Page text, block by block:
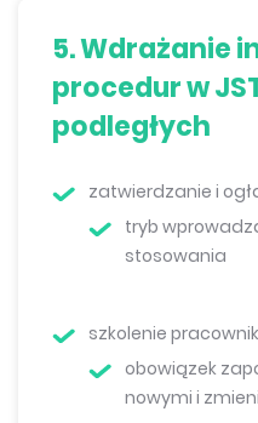
5. Wdrażanie
procedur w
podległych
zatwierdzanie i
tryb
stosowania
szkolenie
obowiązek
nowymi i